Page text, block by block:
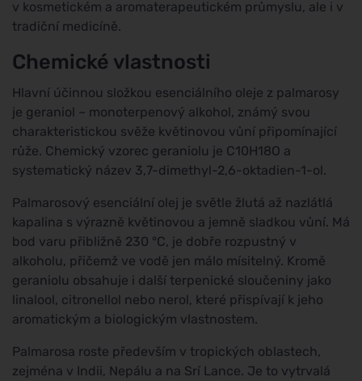
v kosmetickém a aromaterapeutickém průmyslu, ale i v
tradiční medicíně.
Chemické vlastnosti
Hlavní účinnou složkou esenciálního oleje z palmarosy
je geraniol – monoterpenový alkohol, známý svou
charakteristickou svěže květinovou vůní připomínající
růže. Chemický vzorec geraniolu je C10H18O a
systematický název 3,7-dimethyl-2,6-oktadien-1-ol.
Palmarosový esenciální olej je světle žlutá až nazlátlá
kapalina s výrazně květinovou a jemně sladkou vůní. Má
bod varu přibližně 230 °C, je dobře rozpustný v
alkoholu, přičemž ve vodě jen málo mísitelný. Kromě
geraniolu obsahuje i další terpenické sloučeniny jako
linalool, citronellol nebo nerol, které přispívají k jeho
aromatickým a biologickým vlastnostem.
Palmarosa roste především v tropických oblastech,
zejména v Indii, Nepálu a na Srí Lance. Je to vytrvalá